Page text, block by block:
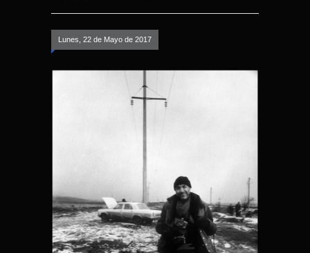
Lunes, 22 de Mayo de 2017